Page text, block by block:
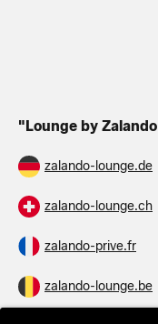
"Lounge by
zalando-lounge.de
zalando-lounge.ch
zalando-prive.fr
zalando-lounge.be